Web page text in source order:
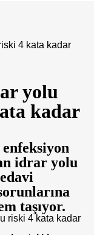
4 kata kadar
yolu
kadar
enfeksiyon
idrar yolu
taşıyor.